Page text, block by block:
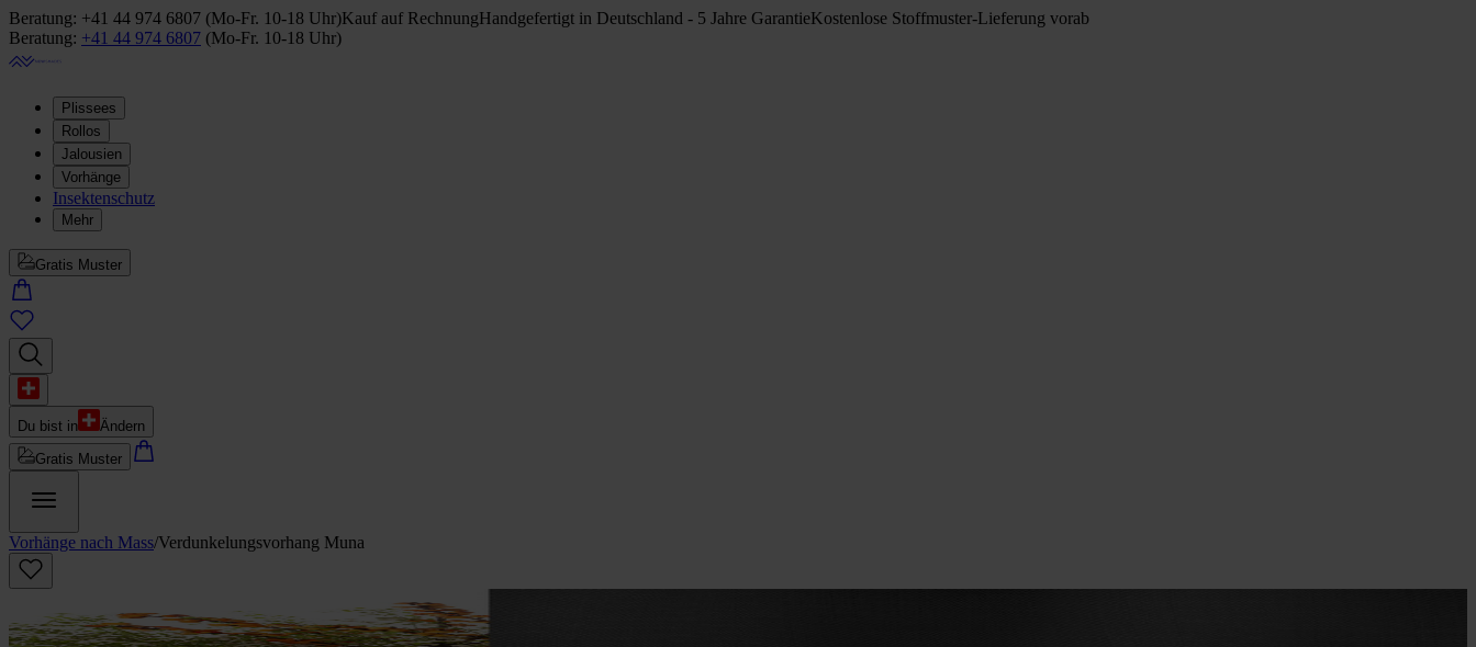
Beratung: +41 44 974 6807 (Mo-Fr. 10-18 Uhr)Kauf auf RechnungHandgefertigt in Deutschland - 5 Jahre GarantieKostenlose Stoffmuster-Lieferung vorab
Beratung: +41 44 974 6807 (Mo-Fr. 10-18 Uhr)
Plissees
Rollos
Jalousien
Vorhänge
Insektenschutz
Mehr
Gratis Muster
Du bist in
Ändern
Gratis Muster
Vorhänge nach Mass/Verdunkelungs­vorhang Muna